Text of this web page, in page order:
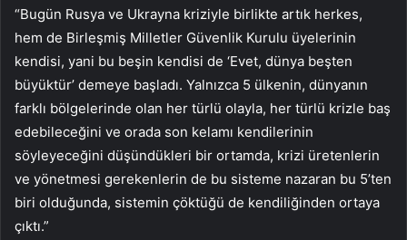
“Bugün Rusya ve Ukrayna kriziyle birlikte artık herkes,
hem de Birleşmiş Milletler Güvenlik Kurulu üyelerinin
kendisi, yani bu beşin kendisi de ‘Evet, dünya beşten
büyüktür’ demeye başladı. Yalnızca 5 ülkenin, dünyanın
farklı bölgelerinde olan her türlü olayla, her türlü krizle baş
edebileceğini ve orada son kelamı kendilerinin
söyleyeceğini düşündükleri bir ortamda, krizi üretenlerin
ve yönetmesi gerekenlerin de bu sisteme nazaran bu 5’ten
biri olduğunda, sistemin çöktüğü de kendiliğinden ortaya
çıktı.”